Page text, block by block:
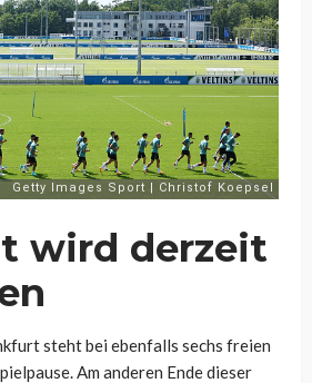
wird derzeit
steht bei ebenfalls sechs freien
Am anderen Ende dieser